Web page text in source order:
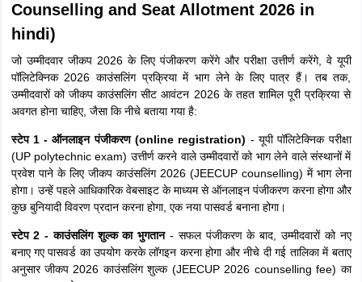
Counselling and Seat Allotment 2026 in
hindi)
जो उम्मीदवार जीकप 2026 के लिए पंजीकरण करेंगे और परीक्षा उत्तीर्ण करेंगे, वे यूपी
पॉलिटेक्निक 2026 काउंसलिंग प्रक्रिया में भाग लेने के लिए पात्र हैं। तब तक,
उम्मीदवारों को जीकप काउंसलिंग सीट आवंटन 2026 के तहत शामिल पूरी प्रक्रिया से
अवगत होना चाहिए, जैसा कि नीचे बताया गया है:
स्टेप 1 - ऑनलाइन पंजीकरण (online registration) - यूपी पॉलिटेक्निक परीक्षा
(UP polytechnic exam) उत्तीर्ण करने वाले उम्मीदवारों को भाग लेने वाले संस्थानों में
प्रवेश पाने के लिए जीकप काउंसलिंग 2026 (JEECUP counselling) में भाग लेना
होगा। उन्हें पहले आधिकारिक वेबसाइट के माध्यम से ऑनलाइन पंजीकरण करना होगा और
कुछ बुनियादी विवरण प्रदान करना होगा, एक नया पासवर्ड बनाना होगा।
स्टेप 2 - काउंसलिंग शुल्क का भुगतान- सफल पंजीकरण के बाद, उम्मीदवारों को नए
बनाए गए पासवर्ड का उपयोग करके लॉगइन करना होगा और नीचे दी गई तालिका में बताए
अनुसार जीकप 2026 काउंसलिंग शुल्क (JEECUP 2026 counselling fee) का